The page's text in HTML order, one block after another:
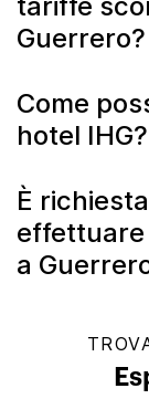
Guerrero?
Come
hotel IHG?
È
a